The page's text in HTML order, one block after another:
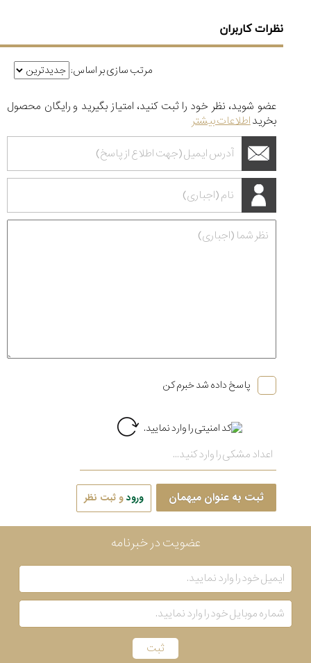
نظرات کاربران
مرتب سازی بر اساس:
عضو شوید، نظر خود را ثبت کنید، امتیاز بگیرید و رایگان محصول
بخریداطلاعات بیشتر
پاسخ داده شد خبرم کن
ثبت به عنوان میهمان ورودو ثبت نظر
عضویت در خبرنامه